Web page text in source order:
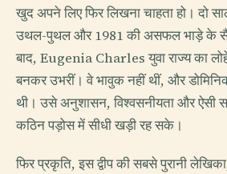
खुद अपने लिए फिर लिखना चाहता हो। दो
उथल-पुथल और 1981 की असफल भाड़े के
बाद, Eugenia Charles युवा राज्य का लोहे
बनकर उभरीं। वे भावुक नहीं थीं, और
थी। उसे अनुशासन, विश्वसनीयता और ऐसी
कठिन पड़ोस में सीधी खड़ी रह सके।
फिर प्रकृति, इस द्वीप की सबसे पुरानी